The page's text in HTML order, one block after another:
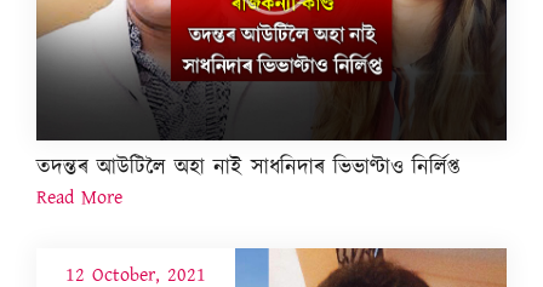
তদন্তৰ আউটিলৈ অহা নাই সাধনিদাৰ ভিভাণ্টাও নিৰ্লিপ্ত
Read More
12 October, 2021